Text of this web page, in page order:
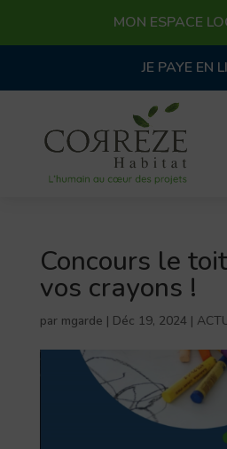
MON ESPACE
JE PAYE EN
Concours le
vos crayons !
par mgarde | Déc 19, 2024 |